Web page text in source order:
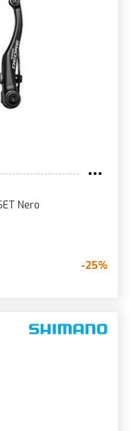
Nero
-25%